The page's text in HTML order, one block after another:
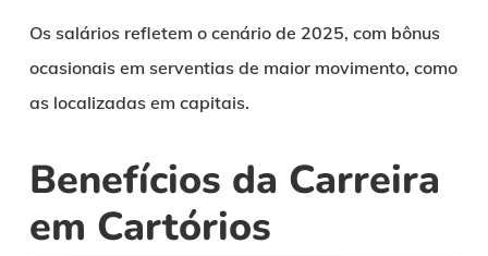
Os salários refletem o cenário de 2025, com bônus
ocasionais em serventias de maior movimento, como
as localizadas em capitais.
Benefícios da Carreira
em Cartórios